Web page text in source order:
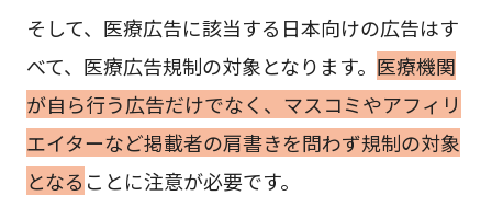
そして、医療広告に該当する日本向けの広告はす
べて、医療広告規制の対象となります。 医療機関
が自ら行う広告だけでなく、マスコミやアフィリ
エイターなど掲載者の肩書きを問わず規制の対象
となる ことに注意が必要です。